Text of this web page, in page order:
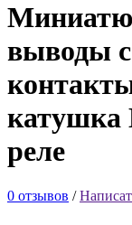
выводы
катушка
реле
0 отзывов /